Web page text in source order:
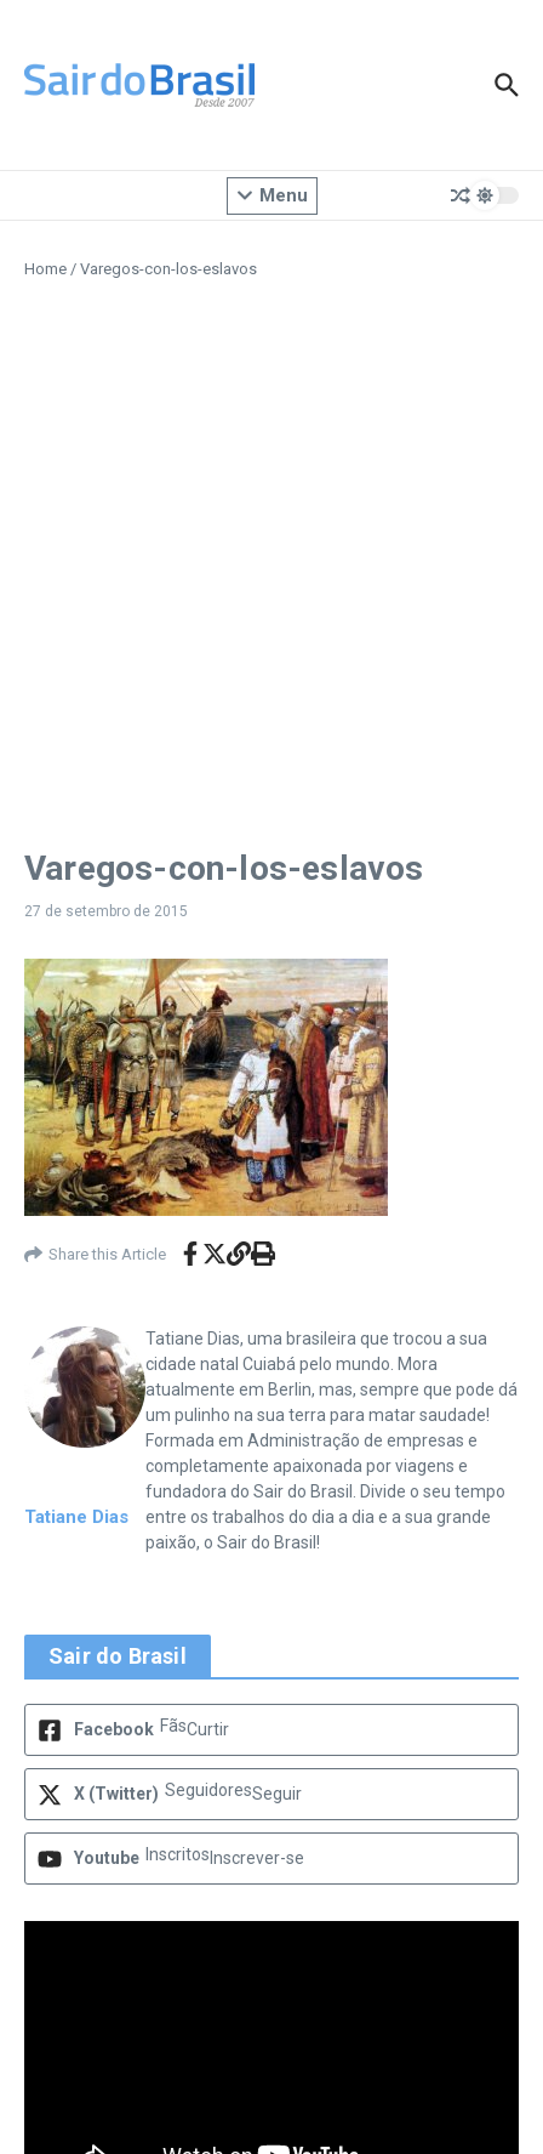
Menu
Home / Varegos-con-los-eslavos
Varegos-con-los-eslavos
27 de setembro de 2015
Share this Article
Tatiane Dias
Tatiane Dias, uma brasileira que trocou a sua
cidade natal Cuiabá pelo mundo. Mora
atualmente em Berlin, mas, sempre que pode dá
um pulinho na sua terra para matar saudade!
Formada em Administração de empresas e
completamente apaixonada por viagens e
fundadora do Sair do Brasil. Divide o seu tempo
entre os trabalhos do dia a dia e a sua grande
paixão, o Sair do Brasil!
Sair do Brasil
Facebook FãsCurtir
X (Twitter) SeguidoresSeguir
Youtube Inscritos Inscrever-se